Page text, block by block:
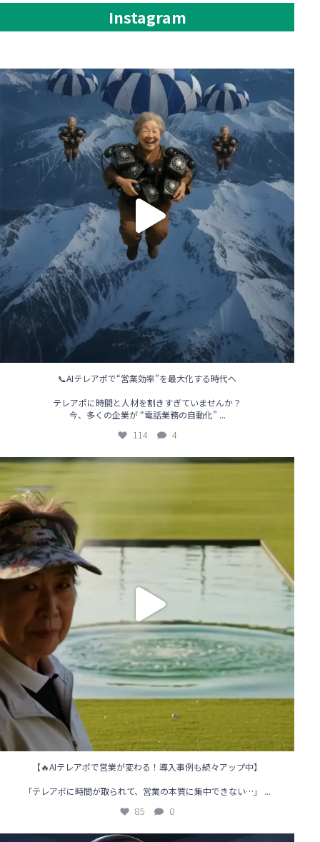
Instagram
📞AIテレアポで“営業効率”を最大化する時代へ
114 4
📞AIテレアポで“営業効率”を最大化する時代へ
テレアポに時間と人材を割きすぎていませんか？
今、多くの企業が “電話業務の自動化” ...
114 4
【🔥AIテレアポで営業が変わる！導入事例も続々アップ中】
【🔥AIテレアポで営業が変わる！導入事例も続々アップ中】
「テレアポに時間が取られて、営業の本質に集中できない…」
...
85 0